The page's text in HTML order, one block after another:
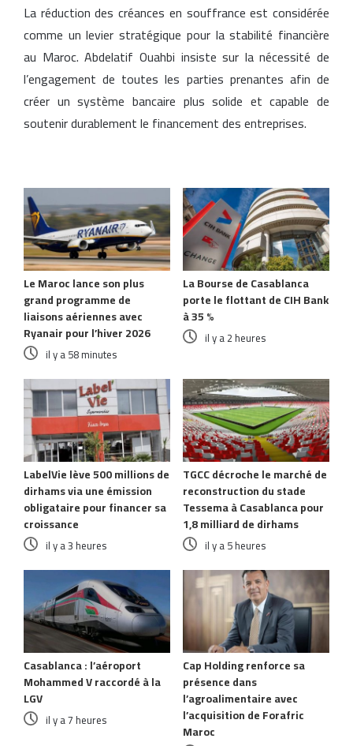
La réduction des créances en souffrance est considérée
comme un levier stratégique pour la stabilité financière
au Maroc. Abdelatif Ouahbi insiste sur la nécessité de
l’engagement de toutes les parties prenantes afin de
créer un système bancaire plus solide et capable de
soutenir durablement le financement des entreprises.
Le Maroc lance son plus
grand programme de
liaisons aériennes avec
Ryanair pour l’hiver 2026
il y a 58 minutes
La Bourse de Casablanca
porte le flottant de CIH Bank
à 35 %
il y a 2 heures
LabelVie lève 500 millions de
dirhams via une émission
obligataire pour financer sa
croissance
il y a 3 heures
TGCC décroche le marché de
reconstruction du stade
Tessema à Casablanca pour
1,8 milliard de dirhams
il y a 5 heures
Casablanca : l’aéroport
Mohammed V raccordé à la
LGV
il y a 7 heures
Cap Holding renforce sa
présence dans
l’agroalimentaire avec
l’acquisition de Forafric
Maroc